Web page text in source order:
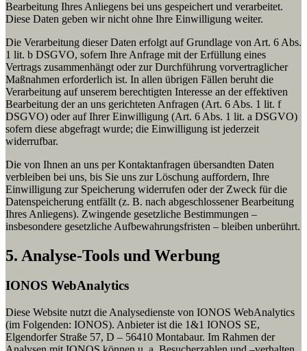
Bearbeitung Ihres Anliegens bei uns gespeichert und verarbeitet.
Diese Daten geben wir nicht ohne Ihre Einwilligung weiter.
Die Verarbeitung dieser Daten erfolgt auf Grundlage von Art. 6 Abs.
1 lit. b DSGVO, sofern Ihre Anfrage mit der Erfüllung eines
Vertrags zusammenhängt oder zur Durchführung vorvertraglicher
Maßnahmen erforderlich ist. In allen übrigen Fällen beruht die
Verarbeitung auf unserem berechtigten Interesse an der effektiven
Bearbeitung der an uns gerichteten Anfragen (Art. 6 Abs. 1 lit. f
DSGVO) oder auf Ihrer Einwilligung (Art. 6 Abs. 1 lit. a DSGVO)
sofern diese abgefragt wurde; die Einwilligung ist jederzeit
widerrufbar.
Die von Ihnen an uns per Kontaktanfragen übersandten Daten
verbleiben bei uns, bis Sie uns zur Löschung auffordern, Ihre
Einwilligung zur Speicherung widerrufen oder der Zweck für die
Datenspeicherung entfällt (z. B. nach abgeschlossener Bearbeitung
Ihres Anliegens). Zwingende gesetzliche Bestimmungen –
insbesondere gesetzliche Aufbewahrungsfristen – bleiben unberührt.
5. Analyse-Tools und Werbung
IONOS WebAnalytics
Diese Website nutzt die Analysedienste von IONOS WebAnalytics
(im Folgenden: IONOS). Anbieter ist die 1&1 IONOS SE,
Elgendorfer Straße 57, D – 56410 Montabaur. Im Rahmen der